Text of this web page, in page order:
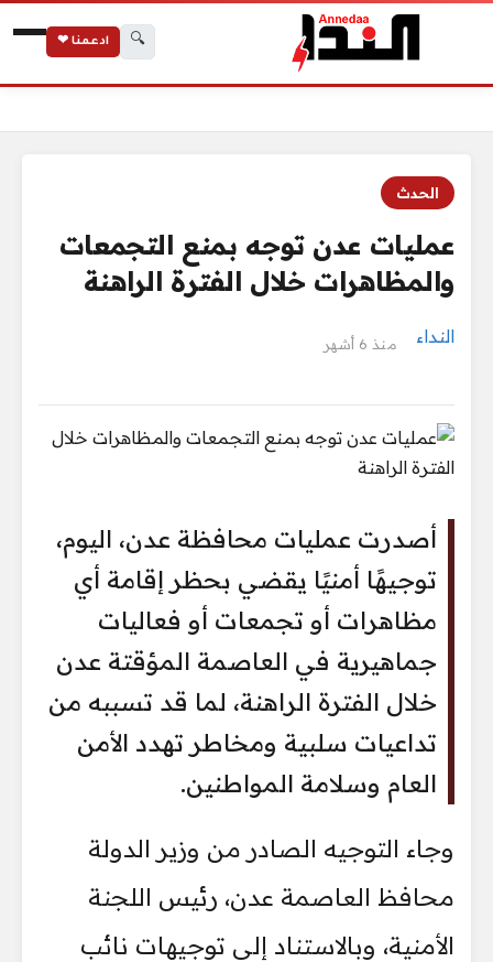
🔍 ادعمنا ❤
الحدث
عمليات عدن توجه بمنع التجمعات
والمظاهرات خلال الفترة الراهنة
النداء منذ 6 أشهر
أصدرت عمليات محافظة عدن، اليوم،
توجيهًا أمنيًا يقضي بحظر إقامة أي
مظاهرات أو تجمعات أو فعاليات
جماهيرية في العاصمة المؤقتة عدن
خلال الفترة الراهنة، لما قد تسببه من
تداعيات سلبية ومخاطر تهدد الأمن
العام وسلامة المواطنين.
وجاء التوجيه الصادر من وزير الدولة
محافظ العاصمة عدن، رئيس اللجنة
الأمنية، وبالاستناد إلى توجيهات نائب